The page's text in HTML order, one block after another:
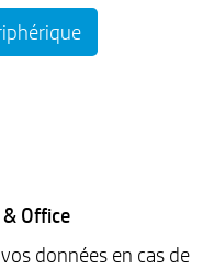
Office
données en cas de